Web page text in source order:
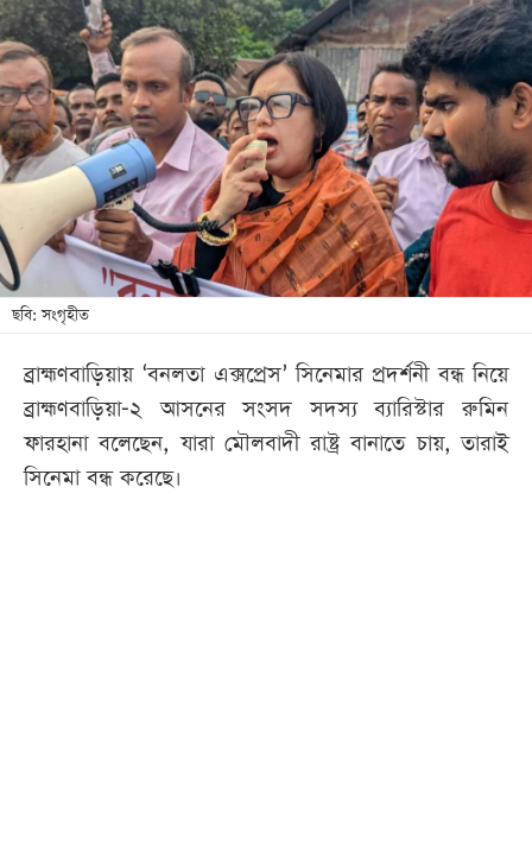
অর্থনীতি
আন্তর্জাতিক
সারাদেশ
খেলা
বিনোদন
লাইফ
স্টাইল
শিক্ষা
সব
বিভাগ
ছবি: সংগৃহীত
ব্রাহ্মণবাড়িয়ায় ‘বনলতা এক্সপ্রেস’ সিনেমার প্রদর্শনী বন্ধ নিয়ে
ব্রাহ্মণবাড়িয়া-২ আসনের সংসদ সদস্য ব্যারিস্টার রুমিন
ফারহানা বলেছেন, যারা মৌলবাদী রাষ্ট্র বানাতে চায়, তারাই
সিনেমা বন্ধ করেছে।